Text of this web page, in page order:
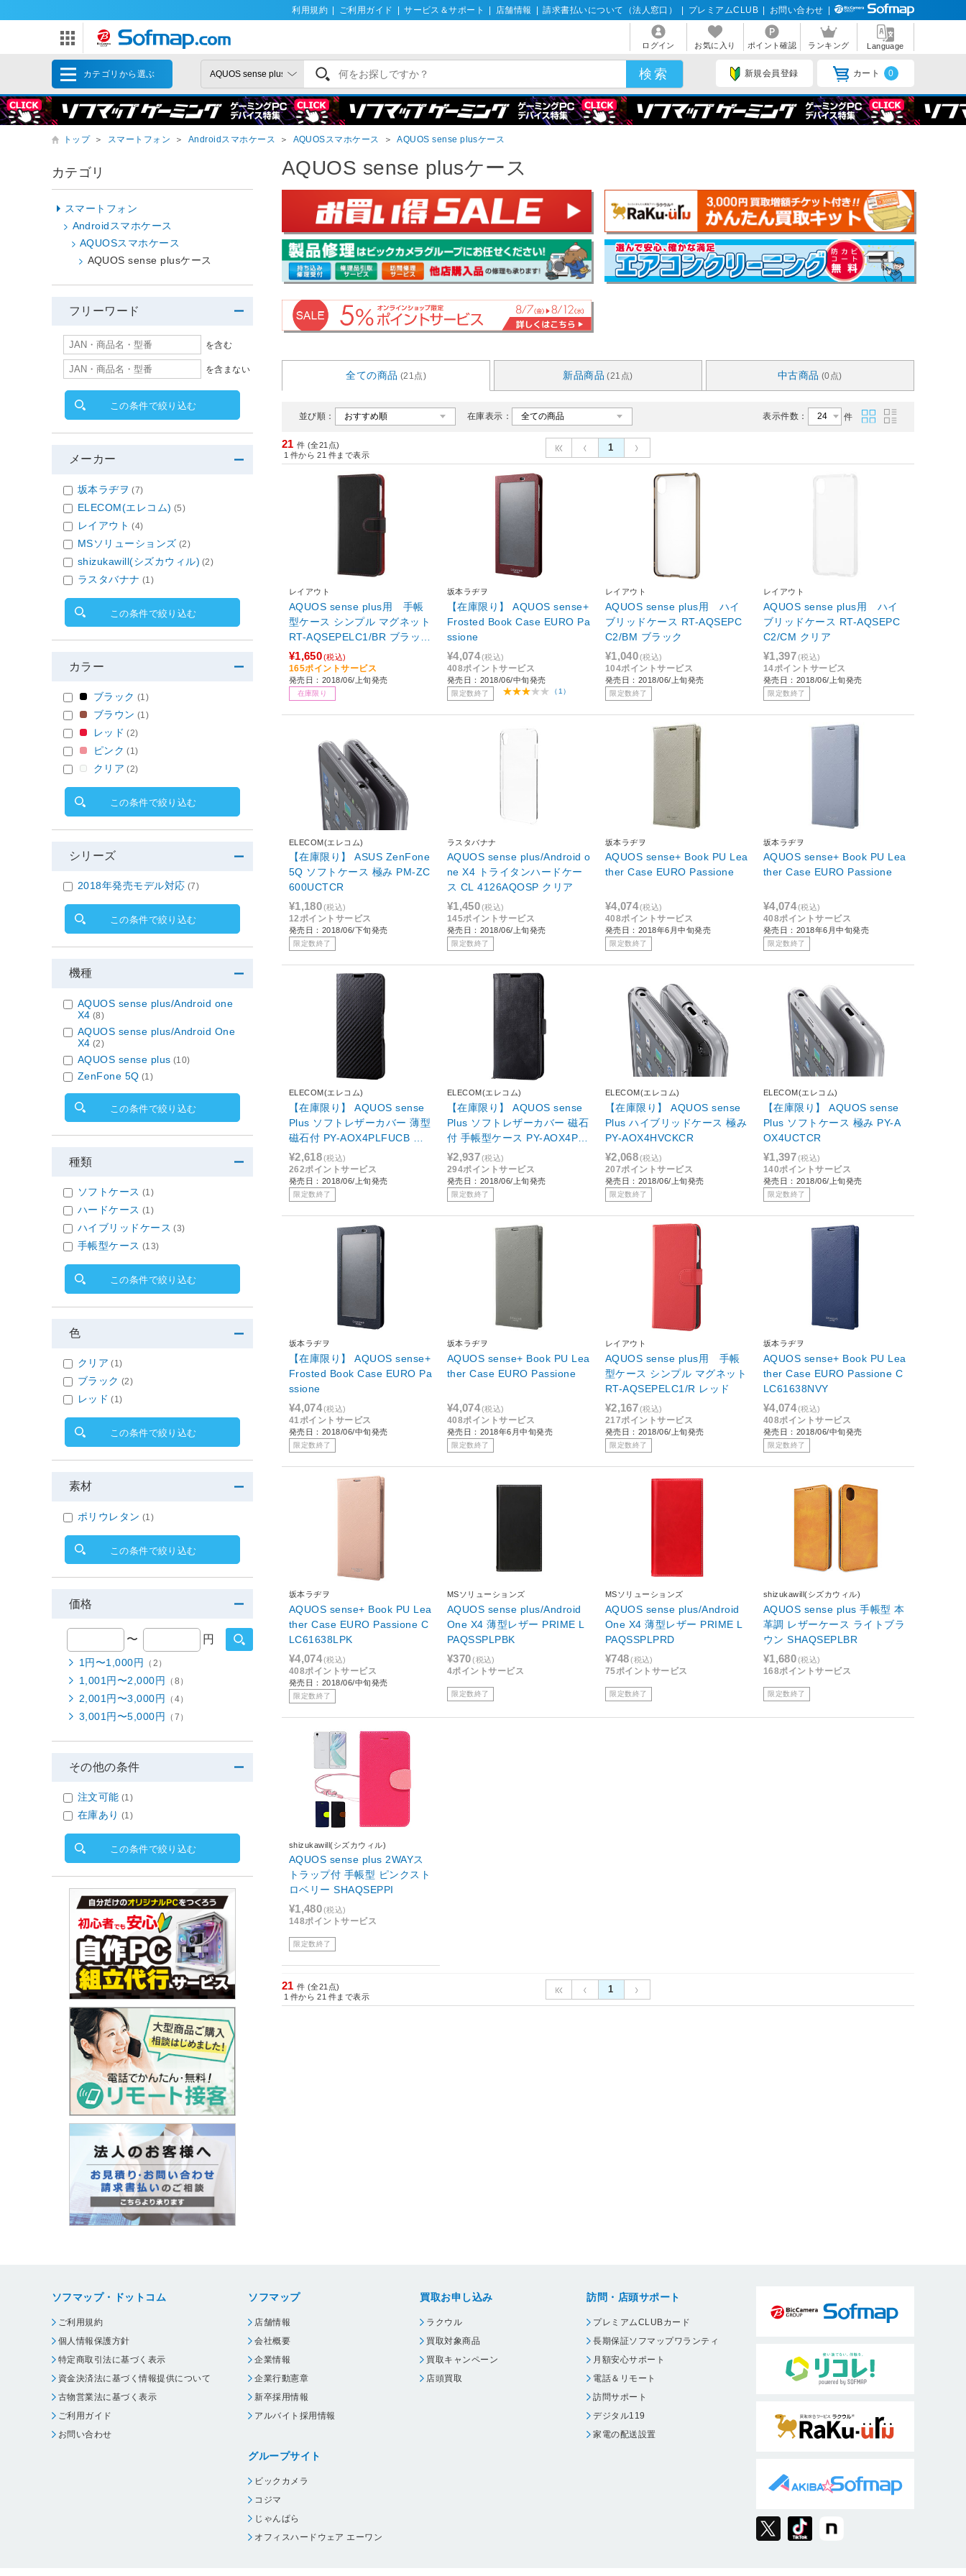
利用規約 ご利用ガイド サービス＆サポート 店舗情報 請求書払いについて（法人窓口） プレミアムCLUB お問い合わせ
ログイン お気に入り ポイント確認 ランキング Language
カテゴリから選ぶ 新規会員登録 カート 0
トップ ＞ スマートフォン ＞ Androidスマホケース ＞ AQUOSスマホケース ＞ AQUOS sense plusケース
AQUOS sense plusケース
全ての商品 (21点) 新品商品 (21点) 中古商品 (0点)
並び順： 在庫表示： 表示件数： 件
21 件 (全21点)
1 件から 21 件まで表示
1
レイアウト
AQUOS sense plus用 手帳
型ケース シンプル マグネット
RT-AQSEPELC1/BR ブラッ
ク/レッド 【864】
¥1,650(税込)
165ポイントサービス
発売日：2018/06/上旬発売
在庫限り
坂本ラヂヲ
【在庫限り】 AQUOS sense+
Frosted Book Case EURO Pa
ssione
¥4,074(税込)
408ポイントサービス
発売日：2018/06/中旬発売
限定数終了 （1）
レイアウト
AQUOS sense plus用 ハイ
ブリッドケース RT-AQSEPC
C2/BM ブラック
¥1,040(税込)
104ポイントサービス
発売日：2018/06/上旬発売
限定数終了
レイアウト
AQUOS sense plus用 ハイ
ブリッドケース RT-AQSEPC
C2/CM クリア
¥1,397(税込)
14ポイントサービス
発売日：2018/06/上旬発売
限定数終了
ELECOM(エレコム)
【在庫限り】 ASUS ZenFone
5Q ソフトケース 極み PM-ZC
600UCTCR
¥1,180(税込)
12ポイントサービス
発売日：2018/06/下旬発売
限定数終了
ラスタバナナ
AQUOS sense plus/Android o
ne X4 トライタンハードケー
ス CL 4126AQOSP クリア
¥1,450(税込)
145ポイントサービス
発売日：2018/06/上旬発売
限定数終了
坂本ラヂヲ
AQUOS sense+ Book PU Lea
ther Case EURO Passione
¥4,074(税込)
408ポイントサービス
発売日：2018年6月中旬発売
限定数終了
坂本ラヂヲ
AQUOS sense+ Book PU Lea
ther Case EURO Passione
¥4,074(税込)
408ポイントサービス
発売日：2018年6月中旬発売
限定数終了
ELECOM(エレコム)
【在庫限り】 AQUOS sense
Plus ソフトレザーカバー 薄型
磁石付 PY-AOX4PLFUCB 手
帳型ケース PY-AOX4PLFUCB
¥2,618(税込)
262ポイントサービス
発売日：2018/06/上旬発売
限定数終了
ELECOM(エレコム)
【在庫限り】 AQUOS sense
Plus ソフトレザーカバー 磁石
付 手帳型ケース PY-AOX4PL
FYBK
¥2,937(税込)
294ポイントサービス
発売日：2018/06/上旬発売
限定数終了
ELECOM(エレコム)
【在庫限り】 AQUOS sense
Plus ハイブリッドケース 極み
PY-AOX4HVCKCR
¥2,068(税込)
207ポイントサービス
発売日：2018/06/上旬発売
限定数終了
ELECOM(エレコム)
【在庫限り】 AQUOS sense
Plus ソフトケース 極み PY-A
OX4UCTCR
¥1,397(税込)
140ポイントサービス
発売日：2018/06/上旬発売
限定数終了
坂本ラヂヲ
【在庫限り】 AQUOS sense+
Frosted Book Case EURO Pa
ssione
¥4,074(税込)
41ポイントサービス
発売日：2018/06/中旬発売
限定数終了
坂本ラヂヲ
AQUOS sense+ Book PU Lea
ther Case EURO Passione
¥4,074(税込)
408ポイントサービス
発売日：2018年6月中旬発売
限定数終了
レイアウト
AQUOS sense plus用 手帳
型ケース シンプル マグネット
RT-AQSEPELC1/R レッド
¥2,167(税込)
217ポイントサービス
発売日：2018/06/上旬発売
限定数終了
坂本ラヂヲ
AQUOS sense+ Book PU Lea
ther Case EURO Passione C
LC61638NVY
¥4,074(税込)
408ポイントサービス
発売日：2018/06/中旬発売
限定数終了
坂本ラヂヲ
AQUOS sense+ Book PU Lea
ther Case EURO Passione C
LC61638LPK
¥4,074(税込)
408ポイントサービス
発売日：2018/06/中旬発売
限定数終了
MSソリューションズ
AQUOS sense plus/Android
One X4 薄型レザー PRIME L
PAQSSPLPBK
¥370 (税込)
4ポイントサービス
限定数終了
MSソリューションズ
AQUOS sense plus/Android
One X4 薄型レザー PRIME L
PAQSSPLPRD
¥748 (税込)
75ポイントサービス
限定数終了
shizukawill(シズカウィル)
AQUOS sense plus 手帳型 本
革調 レザーケース ライトブラ
ウン SHAQSEPLBR
¥1,680(税込)
168ポイントサービス
限定数終了
shizukawill(シズカウィル)
AQUOS sense plus 2WAYス
トラップ付 手帳型 ピンクスト
ロベリー SHAQSEPPI
¥1,480(税込)
148ポイントサービス
限定数終了
21 件 (全21点)
1 件から 21 件まで表示
1
カテゴリ
スマートフォン
Androidスマホケース
AQUOSスマホケース
AQUOS sense plusケース
フリーワード
を含む
を含まない
この条件で絞り込む
メーカー
坂本ラヂヲ (7)
ELECOM(エレコム) (5)
レイアウト (4)
MSソリューションズ (2)
shizukawill(シズカウィル) (2)
ラスタバナナ (1)
この条件で絞り込む
カラー
ブラック (1)
ブラウン (1)
レッド (2)
ピンク (1)
クリア (2)
この条件で絞り込む
シリーズ
2018年発売モデル対応 (7)
この条件で絞り込む
機種
AQUOS sense plus/Android one
X4 (8)
AQUOS sense plus/Android One
X4 (2)
AQUOS sense plus (10)
ZenFone 5Q (1)
この条件で絞り込む
種類
ソフトケース (1)
ハードケース (1)
ハイブリッドケース (3)
手帳型ケース (13)
この条件で絞り込む
色
クリア (1)
ブラック (2)
レッド (1)
この条件で絞り込む
素材
ポリウレタン (1)
この条件で絞り込む
価格
〜 円
1円〜1,000円 （2）
1,001円〜2,000円 （8）
2,001円〜3,000円 （4）
3,001円〜5,000円 （7）
その他の条件
注文可能 (1)
在庫あり (1)
この条件で絞り込む
ソフマップ・ドットコム
ご利用規約
個人情報保護方針
特定商取引法に基づく表示
資金決済法に基づく情報提供について
古物営業法に基づく表示
ご利用ガイド
お問い合わせ
ソフマップ
店舗情報
会社概要
企業情報
企業行動憲章
新卒採用情報
アルバイト採用情報
グループサイト
ビックカメラ
コジマ
じゃんぱら
オフィスハードウェア エーワン
買取お申し込み
ラクウル
買取対象商品
買取キャンペーン
店頭買取
訪問・店頭サポート
プレミアムCLUBカード
長期保証ソフマップワランティ
月額安心サポート
電話＆リモート
訪問サポート
デジタル119
家電の配送設置